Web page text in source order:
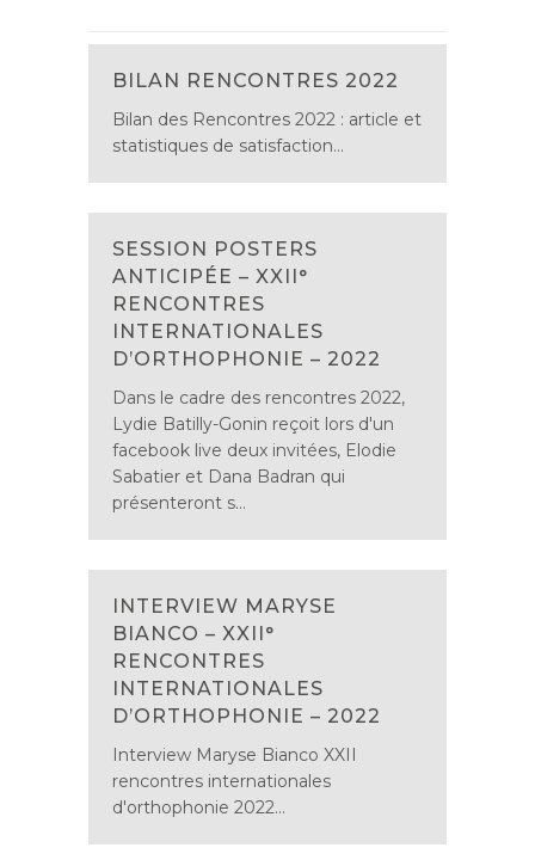
BILAN RENCONTRES 2022
Bilan des Rencontres 2022 : article et
statistiques de satisfaction...
SESSION POSTERS
ANTICIPÉE – XXII°
RENCONTRES
INTERNATIONALES
D’ORTHOPHONIE – 2022
Dans le cadre des rencontres 2022,
Lydie Batilly-Gonin reçoit lors d'un
facebook live deux invitées, Elodie
Sabatier et Dana Badran qui
présenteront s...
INTERVIEW MARYSE
BIANCO – XXII°
RENCONTRES
INTERNATIONALES
D’ORTHOPHONIE – 2022
Interview Maryse Bianco XXII
rencontres internationales
d'orthophonie 2022...